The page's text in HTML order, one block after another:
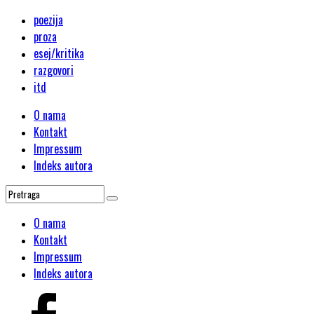
poezija
proza
esej/kritika
razgovori
itd
O nama
Kontakt
Impressum
Indeks autora
O nama
Kontakt
Impressum
Indeks autora